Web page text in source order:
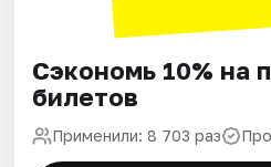
Сэкономь 10% на
билетов
Применили: 8 703 раз